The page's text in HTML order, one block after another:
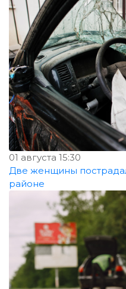
01 августа 15:30
Две женщины
районе